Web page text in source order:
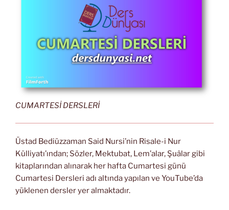
CUMARTESİ DERSLERİ
Üstad Bediüzzaman Said Nursi’nin Risale-i Nur
Külliyatı’ından; Sözler, Mektubat, Lem’alar, Şuâlar gibi
kitaplarından alınarak her hafta Cumartesi günü
Cumartesi Dersleri adı altında yapılan ve YouTube’da
yüklenen dersler yer almaktadır.